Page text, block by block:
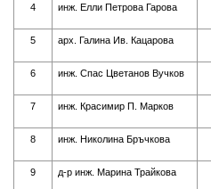
4 инж. Елли Петрова Гарова
5 арх. Галина Ив. Кацарова
6 инж. Спас Цветанов Вучков
7 инж. Красимир П. Марков
8 инж. Николина Бръчкова
9 д-р инж. Марина Трайкова